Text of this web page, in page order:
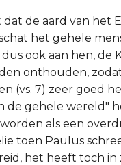
de aard van het
het gehele
ook aan hen, de
onthouden,
(vs. 7) zeer goed
de gehele wereld"
als een
toen Paulus
het heeft toch in